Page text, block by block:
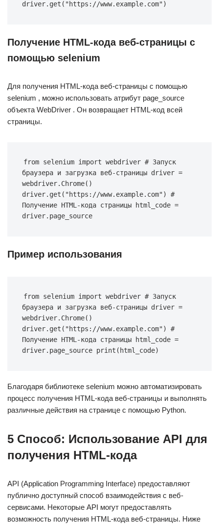
driver.get("https://www.example.com")
Получение HTML-кода веб-страницы с
помощью selenium
Для получения HTML-кода веб-страницы с помощью
selenium , можно использовать атрибут page_source
объекта WebDriver . Он возвращает HTML-код всей
страницы.
from selenium import webdriver # Запуск
браузера и загрузка веб-страницы driver =
webdriver.Chrome()
driver.get("https://www.example.com") #
Получение HTML-кода страницы html_code =
driver.page_source
Пример использования
from selenium import webdriver # Запуск
браузера и загрузка веб-страницы driver =
webdriver.Chrome()
driver.get("https://www.example.com") #
Получение HTML-кода страницы html_code =
driver.page_source print(html_code)
Благодаря библиотеке selenium можно автоматизировать
процесс получения HTML-кода веб-страницы и выполнять
различные действия на странице с помощью Python.
5 Способ: Использование API для
получения HTML-кода
API (Application Programming Interface) предоставляют
публично доступный способ взаимодействия с веб-
сервисами. Некоторые API могут предоставлять
возможность получения HTML-кода веб-страницы. Ниже